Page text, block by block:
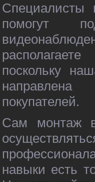
Специалисты
помогут
поскольку
покупателей.
Сам монтаж
навыки есть